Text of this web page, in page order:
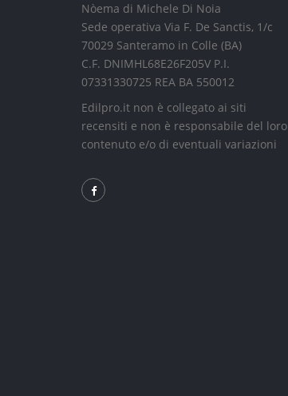
Nòema di Michele Di Noia
Sede operativa Via F. De Sanctis, 1/c
70029 Santeramo in Colle (BA)
C.F. DNIMHL68E26F205V P.I.
07331330725 REA BA 550012
Edilpro.it non è collegato ai siti
recensiti e non è responsabile del loro
contenuto e/o di eventuali variazioni